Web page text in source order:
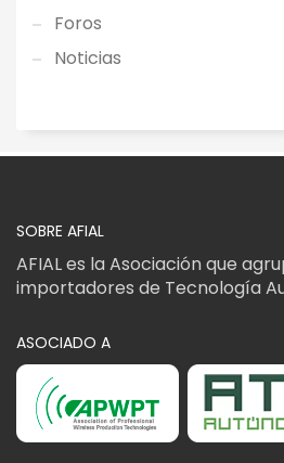
Foros
Noticias
SOBRE AFIAL
AFIAL es la Asociación que
importadores de Tecnología
ASOCIADO A